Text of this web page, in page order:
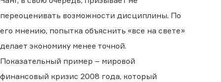
переоценивать возможности дисциплины. По
его мнению, попытка объяснить «все на свете»
делает экономику менее точной.
Показательный пример – мировой
финансовый кризис 2008 года, который